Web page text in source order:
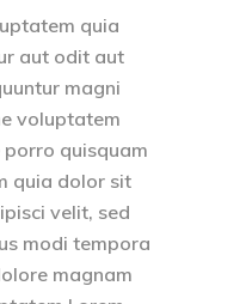
quia
aut odit aut
magni
voluptatem
porro quisquam
quia dolor sit
velit, sed
modi tempora
magnam